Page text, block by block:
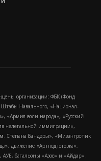
организации: ФБК (Фонд
Навального, «Национал-
«Армия воли народа», «Русский
нелегальной иммиграции»,
Степана Бандеры», «Мизантропик
движение «Артподготовка»,
АУЕ, батальоны «Азов» и «Айдар».